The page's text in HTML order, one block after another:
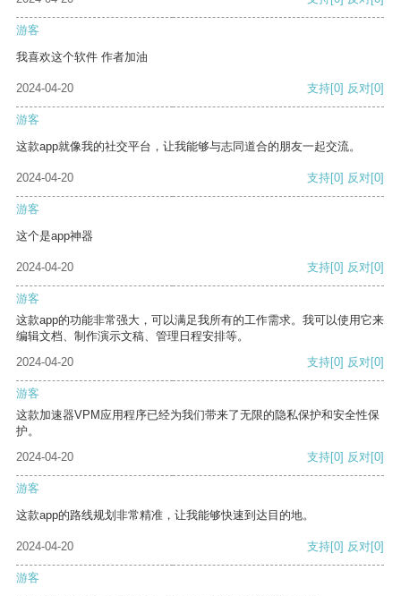
游客
我喜欢这个软件 作者加油
2024-04-20 支持[0] 反对[0]
游客
这款app就像我的社交平台，让我能够与志同道合的朋友一起交流。
2024-04-20 支持[0] 反对[0]
游客
这个是app神器
2024-04-20 支持[0] 反对[0]
游客
这款app的功能非常强大，可以满足我所有的工作需求。我可以使用它来
编辑文档、制作演示文稿、管理日程安排等。
2024-04-20
支持[0] 反对[0]
游客
这款加速器VPM应用程序已经为我们带来了无限的隐私保护和安全性保
护。
2024-04-20
支持[0] 反对[0]
游客
这款app的路线规划非常精准，让我能够快速到达目的地。
2024-04-20 支持[0] 反对[0]
游客